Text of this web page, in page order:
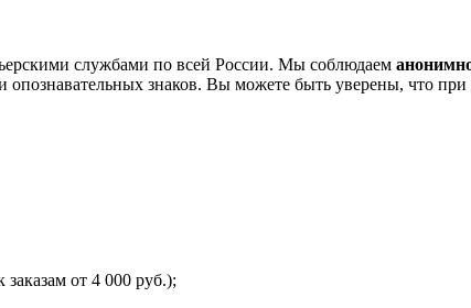
службами по всей России. Мы соблюдаем
знаков. Вы можете быть уверены, что при
от 4 000 руб.);